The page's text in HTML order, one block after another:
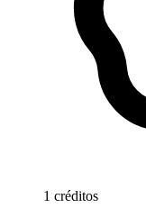
1 créditos